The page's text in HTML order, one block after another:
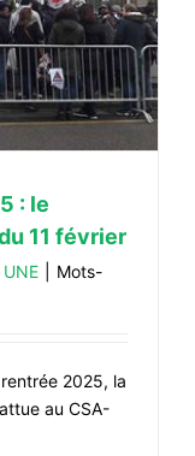
: le
11 février
Mots-
2025, la
au CSA-